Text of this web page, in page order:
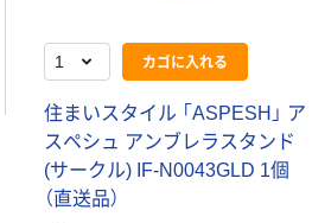
カゴに入れる
住まいスタイル 「ASPESH」 ア
スペシュ アンブレラスタンド
(サークル) IF-N0043GLD 1個
（直送品）